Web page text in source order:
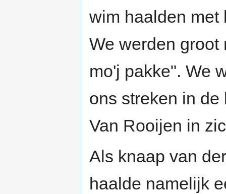
wim haalden met
We werden groot
mo'j pakke". We
ons streken in
Van Rooijen in
Als knaap van
haalde namelijk